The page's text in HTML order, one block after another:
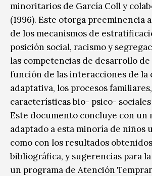
minoritarios de García Coll y
(1996). Este otorga preeminencia
de los mecanismos de
posición social, racismo y
las competencias de desarrollo de
función de las interacciones de la
adaptativa, los procesos
características bio- psico-
Este documento concluye con un
adaptado a esta minoría de niños
como con los resultados
bibliográfica, y sugerencias para
un programa de Atención